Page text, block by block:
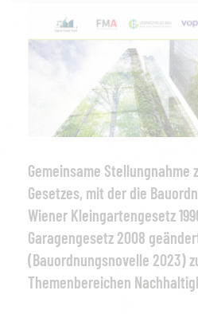
Gemeinsame Stellungnahme
Gesetzes, mit der die
Wiener Kleingartengesetz
Garagengesetz 2008
(Bauordnungsnovelle 2023)
Themenbereichen